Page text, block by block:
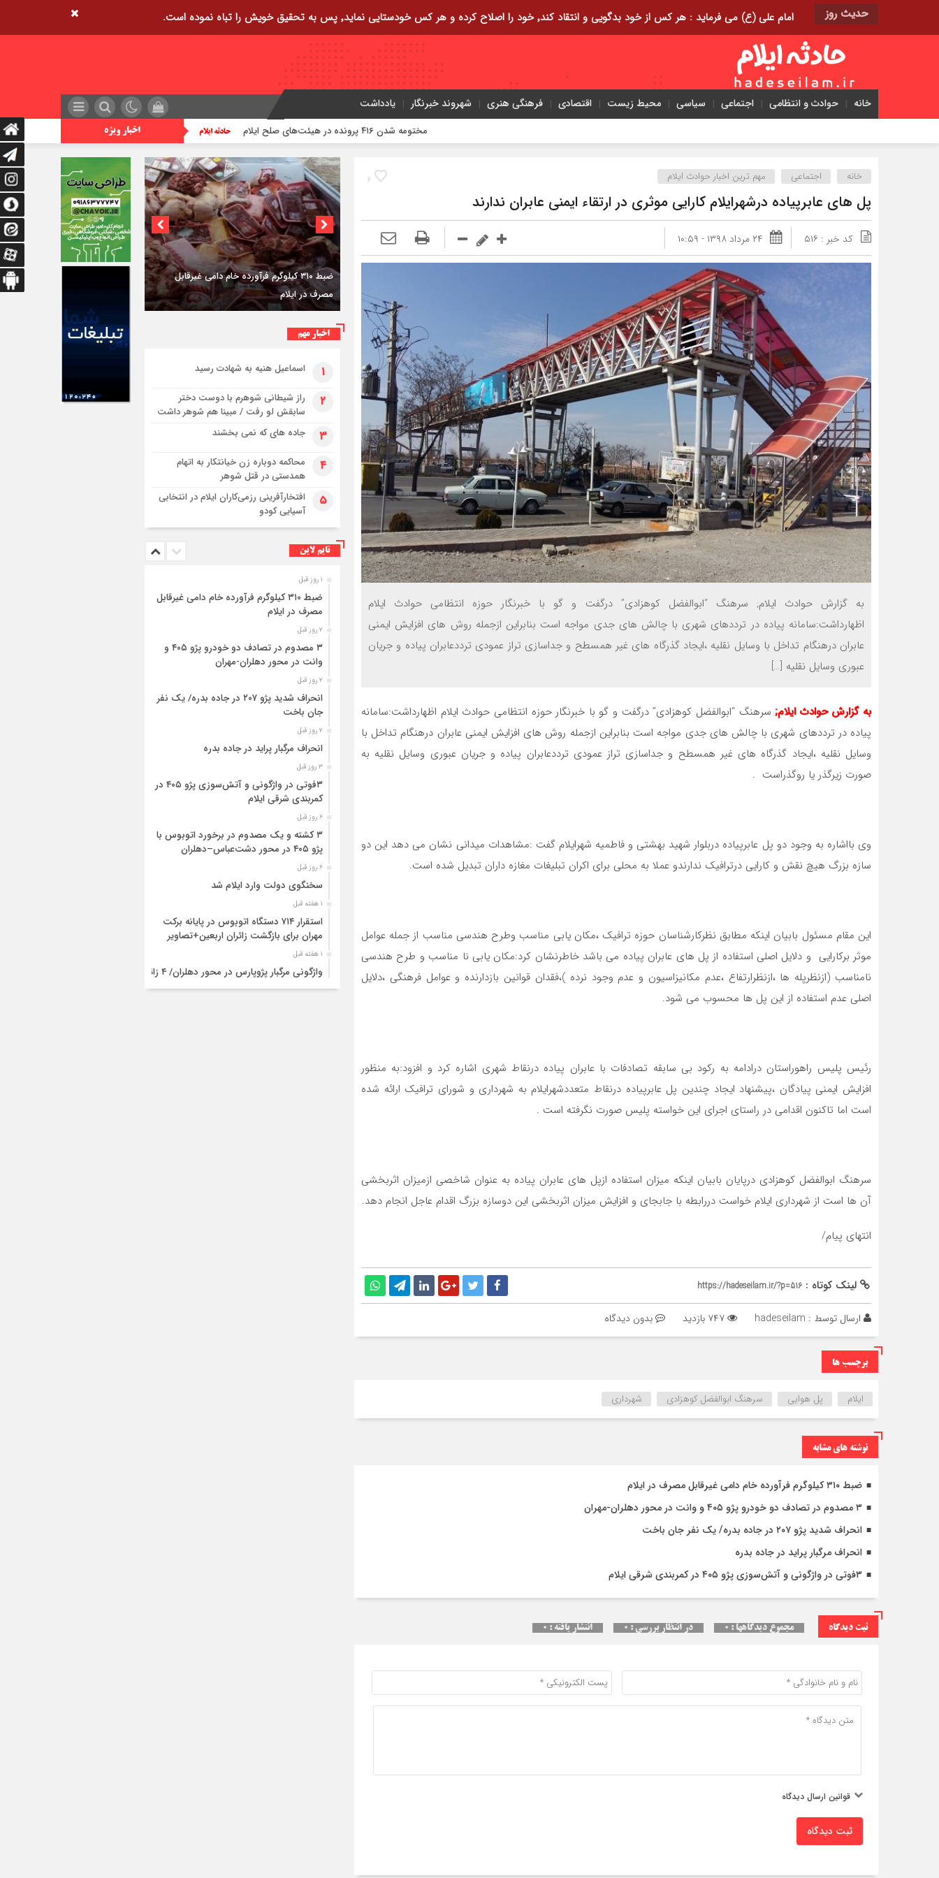
حدیث روز امام علی (ع) می فرماید : هر کس از خود بدگویی و انتقاد کند٬ خود را اصلاح کرده و هر کس خودستایی نماید٬ پس به تحقیق خویش را تباه نموده است.
خانه حوادث و انتظامی اجتماعی سیاسی محیط زیست اقتصادی فرهنگی هنری شهروند خبرنگار یادداشت
اخبار ویژه زمین‌لرزه ۴/۲ ریشتری دره شهر را لرزاند تراژدی
۶ خانه اجتماعی مهم ترین اخبار حوادث ایلام
پل های عابرپیاده درشهرایلام کارایی موثری در ارتقاء ایمنی عابران ندارند
کد خبر : ۵۱۶ ۲۴ مرداد ۱۳۹۸ - ۱۰:۵۹
به گزارش حوادث ایلام; سرهنگ “ابوالفضل کوهزادی” درگفت و گو با خبرنگار حوزه انتظامی حوادث ایلام
اظهارداشت:سامانه پیاده در ترددهای شهری با چالش های جدی مواجه است بنابراین ازجمله روش های افزایش ایمنی
عابران درهنگام تداخل با وسایل نقلیه ،ایجاد گذرگاه های غیر همسطح و جداسازی تراز عمودی ترددعابران پیاده و جریان
عبوری وسایل نقلیه […]
به گزارش حوادث ایلام; سرهنگ “ابوالفضل کوهزادی” درگفت و گو با خبرنگار حوزه انتظامی حوادث ایلام اظهارداشت:سامانه
پیاده در ترددهای شهری با چالش های جدی مواجه است بنابراین ازجمله روش های افزایش ایمنی عابران درهنگام تداخل با
وسایل نقلیه ،ایجاد گذرگاه های غیر همسطح و جداسازی تراز عمودی ترددعابران پیاده و جریان عبوری وسایل نقلیه به
صورت زیرگذر یا روگذراست .
وی بااشاره به وجود دو پل عابرپیاده دربلوار شهید بهشتی و فاطمیه شهرایلام گفت :مشاهدات میدانی نشان می دهد این دو
سازه بزرگ هیچ نقش و کارایی درترافیک ندارندو عملا به محلی برای اکران تبلیغات مغازه داران تبدیل شده است.
این مقام مسئول بابیان اینکه مطابق نظرکارشناسان حوزه ترافیک ،مکان یابی مناسب وطرح هندسی مناسب از جمله عوامل
موثر برکارایی و دلایل اصلی استفاده از پل های عابران پیاده می باشد خاطرنشان کرد:مکان یابی نا مناسب و طرح هندسی
نامناسب (ازنظرپله ها ،ازنظرارتفاع ،عدم مکانیزاسیون و عدم وجود نرده )،فقدان قوانین بازدارنده و عوامل فرهنگی ،دلایل
اصلی عدم استفاده از این پل ها محسوب می شود.
رئیس پلیس راهوراستان درادامه به رکود بی سابقه تصادفات با عابران پیاده درنقاط شهری اشاره کرد و افزود:به منظور
افزایش ایمنی پیادگان ،پیشنهاد ایجاد چندین پل عابرپیاده درنقاط متعددشهرایلام به شهرداری و شورای ترافیک ارائه شده
است اما تاکنون اقدامی در راستای اجرای این خواسته پلیس صورت نگرفته است .
سرهنگ ابوالفضل کوهزادی درپایان بابیان اینکه میزان استفاده ازپل های عابران پیاده به عنوان شاخصی ازمیزان اثربخشی
آن ها است از شهرداری ایلام خواست دررابطه با جابجای و افزایش میزان اثربخشی این دوسازه بزرگ اقدام عاجل انجام دهد.
انتهای پیام/
لینک کوتاه : https://hadeseilam.ir/?p=516
ارسال توسط : hadeseilam بدون دیدگاه
برچسب ها
ایلام پل هوایی سرهنگ ابوالفضل کوهزادی شهرداری
نوشته های مشابه
ضبط ۳۱۰ کیلوگرم فرآورده خام دامی غیرقابل مصرف در ایلام
۳ مصدوم در تصادف دو خودرو پژو ۴۰۵ و وانت در محور دهلران-مهران
انحراف شدید پژو ۲۰۷ در جاده بدره/ یک نفر جان باخت
انحراف مرگبار پراید در جاده بدره
۳فوتی در واژگونی و آتش‌سوزی پژو ۴۰۵ در کمربندی شرقی ایلام
ثبت دیدگاه مجموع دیدگاهها : ۰ در انتظار بررسی : ۰ انتشار یافته : ۰
قوانین ارسال دیدگاه
ثبت دیدگاه
ضبط ۳۱۰ کیلوگرم فرآورده خام دامی غیرقابل
مصرف در ایلام
۳فوتی در واژگونی و آتش‌سوزی پژو ۴۰۵ در
کمربندی شرقی ایلام
اخبار مهم
۱ اسماعیل هنیه به شهادت رسید
۲
راز شیطانی شوهرم با دوست دختر
سابقش لو رفت / مبینا هم شوهر داشت
۳ جاده های که نمی بخشند
۴
محاکمه دوباره زن خیانتکار به اتهام
همدستی در قتل شوهر
۵
افتخارآفرینی رزمی‌کاران ایلام در انتخابی
آسیایی کودو
تایم لاین
۱ روز قبل
ضبط ۳۱۰ کیلوگرم فرآورده خام دامی غیرقابل
مصرف در ایلام
۲ روز قبل
۳ مصدوم در تصادف دو خودرو پژو ۴۰۵ و
وانت در محور دهلران-مهران
۲ روز قبل
انحراف شدید پژو ۲۰۷ در جاده بدره/ یک نفر
جان باخت
۲ روز قبل
انحراف مرگبار پراید در جاده بدره
۳ روز قبل
۳فوتی در واژگونی و آتش‌سوزی پژو ۴۰۵ در
کمربندی شرقی ایلام
۶ روز قبل
۳ کشته و یک مصدوم در برخورد اتوبوس با
پژو ۴۰۵ در محور دشت‌عباس–دهلران
۶ روز قبل
سخنگوی دولت وارد ایلام شد
۱ هفته قبل
استقرار ۷۱۴ دستگاه اتوبوس در پایانه برکت
مهران برای بازگشت زائران اربعین+تصاویر
۱ هفته قبل
واژگونی مرگبار پژوپارس در محور دهلران/ ۴ زائر
اربعین جان باختند